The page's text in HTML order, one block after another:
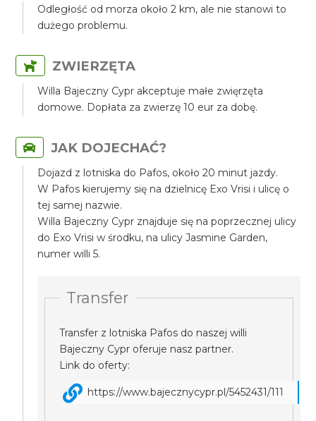
Odległość od morza około 2 km, ale nie stanowi to
dużego problemu.
ZWIERZĘTA
Willa Bajeczny Cypr akceptuje małe zwięrzęta
domowe. Dopłata za zwierzę 10 eur za dobę.
JAK DOJECHAĆ?
Dojazd z lotniska do Pafos, około 20 minut jazdy.
W Pafos kierujemy się na dzielnicę Exo Vrisi i ulicę o
tej samej nazwie.
Willa Bajeczny Cypr znajduje się na poprzecznej ulicy
do Exo Vrisi w środku, na ulicy Jasmine Garden,
numer willi 5.
Transfer
Transfer z lotniska Pafos do naszej willi
Bajeczny Cypr oferuje nasz partner.
Link do oferty:
https://www.bajecznycypr.pl/5452431/111